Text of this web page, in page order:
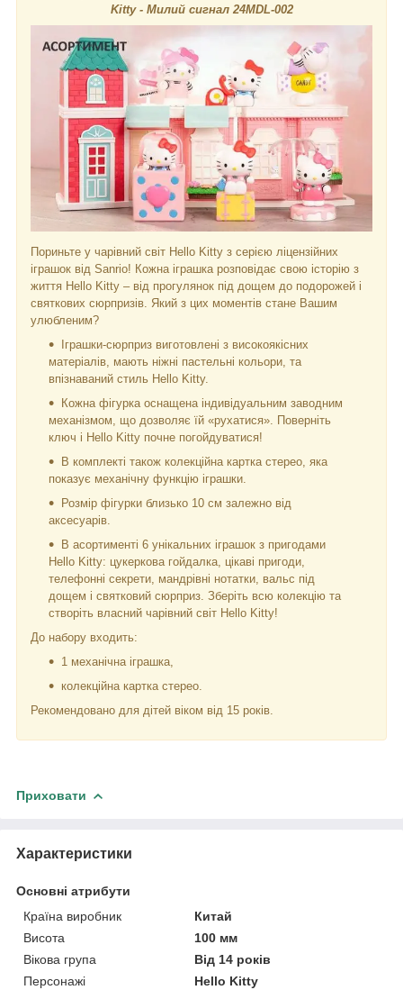
Kitty - Милий сигнал 24MDL-002
Пориньте у чарівний світ Hello Kitty з серією ліцензійних
іграшок від Sanrio! Кожна іграшка розповідає свою історію з
життя Hello Kitty – від прогулянок під дощем до подорожей і
святкових сюрпризів. Який з цих моментів стане Вашим
улюбленим?
Іграшки-сюрприз виготовлені з високоякісних
матеріалів, мають ніжні пастельні кольори, та
впізнаваний стиль Hello Kitty.
Кожна фігурка оснащена індивідуальним заводним
механізмом, що дозволяє їй «рухатися». Поверніть
ключ і Hello Kitty почне погойдуватися!
В комплекті також колекційна картка стерео, яка
показує механічну функцію іграшки.
Розмір фігурки близько 10 см залежно від
аксесуарів.
В асортименті 6 унікальних іграшок з пригодами
Hello Kitty: цукеркова гойдалка, цікаві пригоди,
телефонні секрети, мандрівні нотатки, вальс під
дощем і святковий сюрприз. Зберіть всю колекцію та
створіть власний чарівний світ Hello Kitty!
До набору входить:
1 механічна іграшка,
колекційна картка стерео.
Рекомендовано для дітей віком від 15 років.
Приховати
Характеристики
Основні атрибути
Країна виробник
Китай
Висота
100 мм
Вікова група
Від 14 років
Персонажі
Hello Kitty